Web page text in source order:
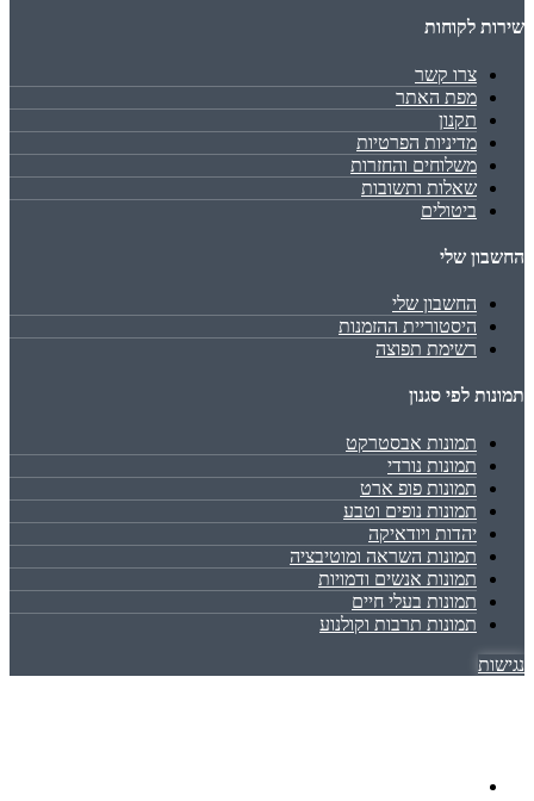
שירות לקוחות
צרו קשר
מפת האתר
תקנון
מדיניות הפרטיות
משלוחים והחזרות
שאלות ותשובות
ביטולים
החשבון שלי
החשבון שלי
היסטוריית ההזמנות
רשימת תפוצה
תמונות לפי סגנון
תמונות אבסטרקט
תמונות נורדי
תמונות פופ ארט
תמונות נופים וטבע
יהדות ויודאיקה
תמונות השראה ומוטיבציה
תמונות אנשים ודמויות
תמונות בעלי חיים
תמונות תרבות וקולנוע
נגישות